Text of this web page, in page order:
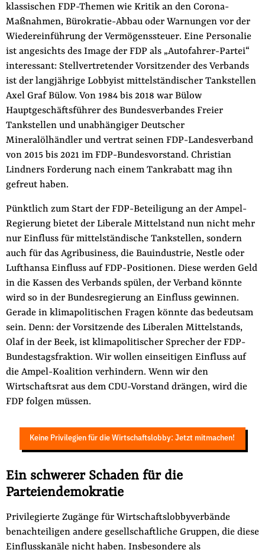
klassischen FDP-Themen wie Kritik an den Corona-
Maßnahmen, Bürokratie-Abbau oder Warnungen vor der
Wiedereinführung der Vermögenssteuer. Eine Personalie
ist angesichts des Image der FDP als „Autofahrer-Partei“
interessant: Stellvertretender Vorsitzender des Verbands
ist der langjährige Lobbyist mittelständischer Tankstellen
Axel Graf Bülow. Von 1984 bis 2018 war Bülow
Hauptgeschäftsführer des Bundesverbandes Freier
Tankstellen und unabhängiger Deutscher
Mineralölhändler und vertrat seinen FDP-Landesverband
von 2015 bis 2021 im FDP-Bundesvorstand. Christian
Lindners Forderung nach einem Tankrabatt mag ihn
gefreut haben.
Pünktlich zum Start der FDP-Beteiligung an der Ampel-
Regierung bietet der Liberale Mittelstand nun nicht mehr
nur Einfluss für mittelständische Tankstellen, sondern
auch für das Agribusiness, die Bauindustrie, Nestle oder
Lufthansa Einfluss auf FDP-Positionen. Diese werden Geld
in die Kassen des Verbands spülen, der Verband könnte
wird so in der Bundesregierung an Einfluss gewinnen.
Gerade in klimapolitischen Fragen könnte das bedeutsam
sein. Denn: der Vorsitzende des Liberalen Mittelstands,
Olaf in der Beek, ist klimapolitischer Sprecher der FDP-
Bundestagsfraktion. Wir wollen einseitigen Einfluss auf
die Ampel-Koalition verhindern. Wenn wir den
Wirtschaftsrat aus dem CDU-Vorstand drängen, wird die
FDP folgen müssen.
Keine Privilegien für die Wirtschaftslobby: Jetzt mitmachen!
Ein schwerer Schaden für die
Parteiendemokratie
Privilegierte Zugänge für Wirtschaftslobbyverbände
benachteiligen andere gesellschaftliche Gruppen, die diese
Einflusskanäle nicht haben. Insbesondere als